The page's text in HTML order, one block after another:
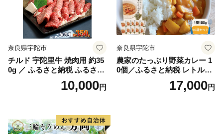
奈良県宇陀市
チルド 宇陀里牛 焼肉用 約35
0g ／ ふるさと納税 ふるさと
焼肉 牛肉 焼き肉用肉 ギフト
お肉 バーベキュー BBQ キャ
し 正月 奈良県 宇陀市 光福久
屋
10,000円
奈良県宇陀市
農家のたっぷり野菜カレー 1
0個／ふるさと納税 レトルト
カレー 詰め合わせ ギフト 10
食 野菜 ふるさと 有機野菜 オ
17,000円